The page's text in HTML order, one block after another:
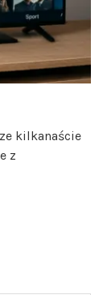
kilkanaście
z